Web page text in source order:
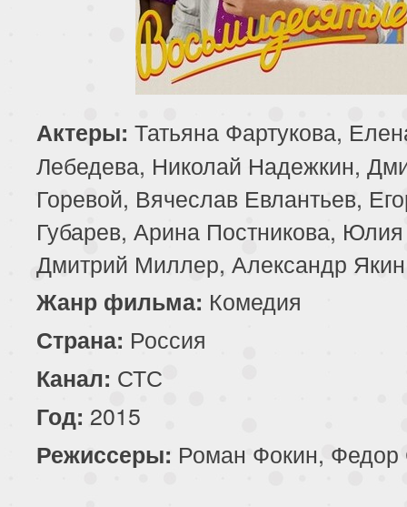
Актеры: Татьяна Фартукова,
Лебедева, Николай Надежкин,
Горевой, Вячеслав Евлантьев,
Губарев, Арина Постникова,
Дмитрий Миллер, Александр Якин
Жанр фильма: Комедия
Страна: Россия
Канал: СТС
Год: 2015
Режиссеры: Роман Фокин, Федор